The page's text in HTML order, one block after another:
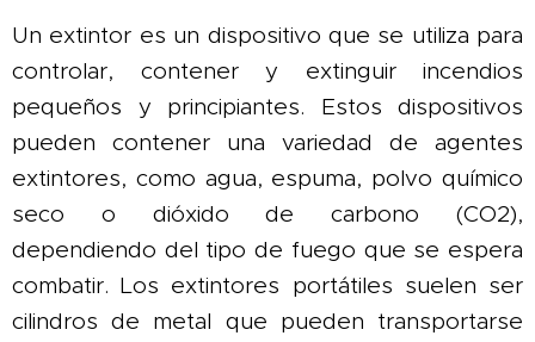
Un extintor es un dispositivo que se utiliza para
controlar, contener y extinguir incendios
pequeños y principiantes. Estos dispositivos
pueden contener una variedad de agentes
extintores, como agua, espuma, polvo químico
seco o dióxido de carbono (CO2),
dependiendo del tipo de fuego que se espera
combatir. Los extintores portátiles suelen ser
cilindros de metal que pueden transportarse